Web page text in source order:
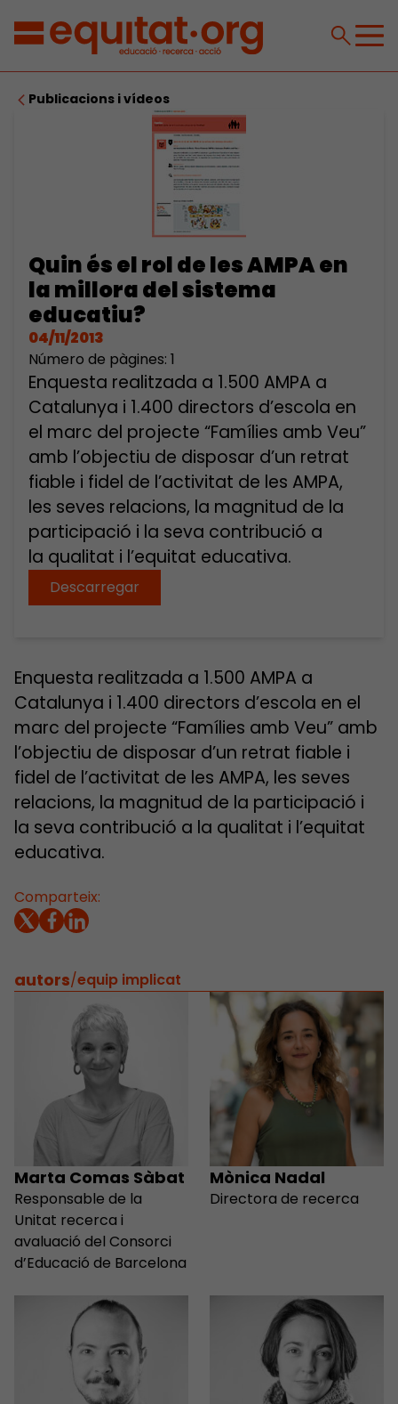
Publicacions i vídeos
Quin és el rol de les AMPA en
la millora del sistema
educatiu?
04/11/2013
Número de pàgines: 1
Enquesta realitzada a 1.500 AMPA a
Catalunya i 1.400 directors d’escola en
el marc del projecte “Famílies amb Veu”
amb l’objectiu de disposar d’un retrat
fiable i fidel de l’activitat de les AMPA,
les seves relacions, la magnitud de la
participació i la seva contribució a
la qualitat i l’equitat educativa.
Descarregar
Comparteix:
Enquesta realitzada a 1.500 AMPA a
Catalunya i 1.400 directors d’escola en el
marc del projecte “Famílies amb Veu” amb
l’objectiu de disposar d’un retrat fiable i
fidel de l’activitat de les AMPA, les seves
relacions, la magnitud de la participació i
la seva contribució a la qualitat i l’equitat
educativa.
autors/equip implicat
Marta Comas Sàbat
Responsable de la
Unitat recerca i
avaluació del Consorci
d’Educació de Barcelona
Mònica Nadal
Directora de recerca